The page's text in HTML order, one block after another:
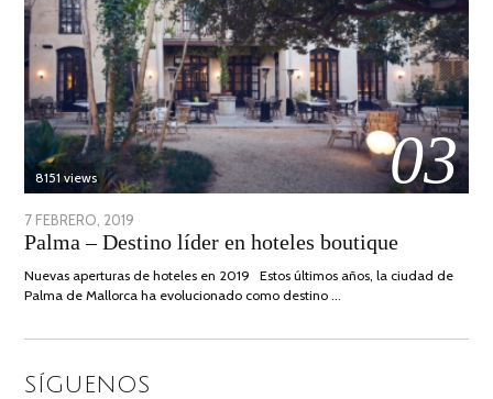
03
8151 views
POSTED
ON
7 FEBRERO, 2019
JUNIO,
Palma – Destino líder en hoteles boutique
Nuevas aperturas de hoteles en 2019 Estos últimos años, la ciudad de
Palma de Mallorca ha evolucionado como destino …
SÍGUENOS